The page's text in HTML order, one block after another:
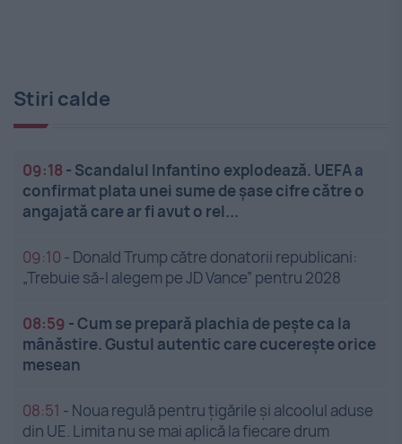
Stiri calde
09:18 - Scandalul Infantino explodează. UEFA a
confirmat plata unei sume de șase cifre către o
angajată care ar fi avut o rel...
09:10 - Donald Trump către donatorii republicani:
„Trebuie să-l alegem pe JD Vance” pentru 2028
08:59 -Cum se prepară plachia de pește ca la
mânăstire. Gustul autentic care cucerește orice
mesean
08:51 - Noua regulă pentru țigările și alcoolul aduse
din UE. Limita nu se mai aplică la fiecare drum